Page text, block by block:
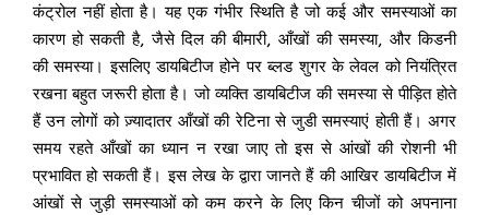
कंट्रोल नहीं होता है। यह एक गंभीर स्थिति है जो कई और समस्याओं का
कारण हो सकती है, जैसे दिल की बीमारी, आँखों की समस्या, और किडनी
की समस्या। इसलिए डायबिटीज होने पर ब्लड शुगर के लेवल को नियंत्रित
रखना बहुत जरूरी होता है। जो व्यक्ति डायबिटीज की समस्या से पीड़ित होते
हैं उन लोगों को ज़्यादातर आँखों की रेटिना से जुडी समस्याएं होती हैं। अगर
समय रहते आँखों का ध्यान न रखा जाए तो इस से आंखों की रोशनी भी
प्रभावित हो सकती हैं। इस लेख के द्वारा जानते हैं की आखिर डायबिटीज में
आंखों से जुड़ी समस्याओं को कम करने के लिए किन चीजों को अपनाना